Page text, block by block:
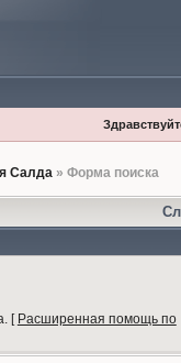
Салда» Форма поиска
[ Расширенная помощь по